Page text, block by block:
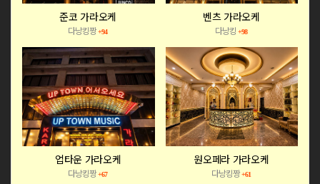
준코 가라오케
다낭킹짱+94
벤츠 가라오케
다낭킹 +98
업타운 가라오케
다낭킹짱+67
원오페라 가라오케
다낭킹짱+61